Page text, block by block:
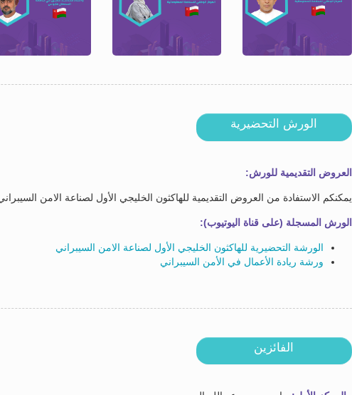
الورش التحضيرية
العروض التقديمية للورش:
يمكنكم الاستفادة من العروض التقديمية للهاكثون الخليجي الأول لصناعة الامن
الورش المسجلة (على قناة اليوتيوب):
الورشة التحضيرية للهاكثون الخليجي الأول لصناعة الامن السيبراني
ورشة ريادة الأعمال في الأمن السيبراني
الفائزين